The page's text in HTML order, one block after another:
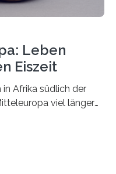
Leben
Eiszeit
in Afrika südlich der
viel länger
noch vor